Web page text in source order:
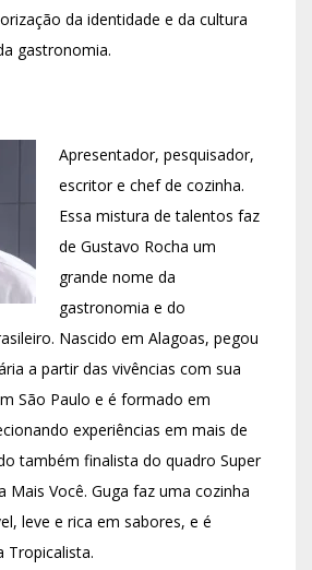
da identidade e da cultura
gastronomia.
Apresentador, pesquisador,
escritor e chef de cozinha.
Essa mistura de talentos faz
de Gustavo Rocha um
grande nome da
gastronomia e do
Nascido em Alagoas, pegou
a partir das vivências com sua
São Paulo e é formado em
experiências em mais de
também finalista do quadro Super
Mais Você. Guga faz uma cozinha
leve e rica em sabores, e é
Tropicalista.